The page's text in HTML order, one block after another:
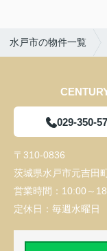
水戸市の物件一覧
029-350-
〒310-0836
茨城県水戸市元吉田
営業時間： 10:00～
定休日： 毎週水曜日